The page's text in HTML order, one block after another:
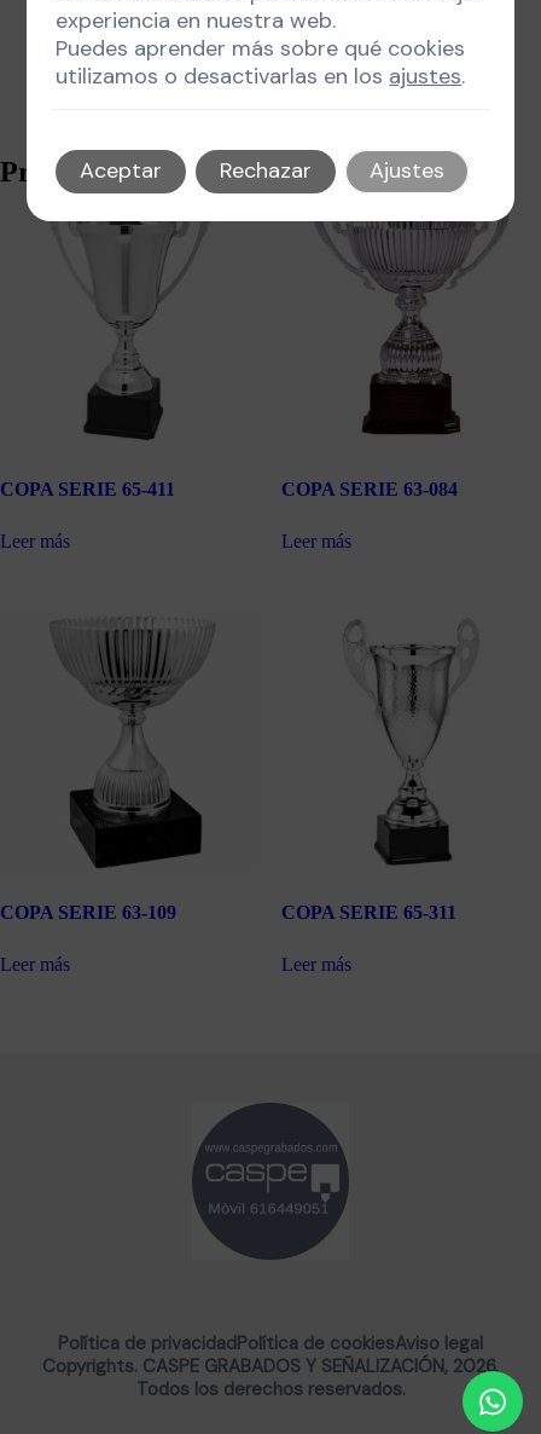
Productos relacionados
COPA SERIE 65-411
Leer más
COPA SERIE 63-084
Leer más
COPA SERIE 63-109
Leer más
COPA SERIE 65-311
Leer más
Copyrights. CASPE GRABADOS Y SEÑALIZACIÓN, 2026.
Todos los derechos reservados.
Política de privacidadPolítica de cookiesAviso legal
experiencia en nuestra web.
Puedes aprender más sobre qué cookies
utilizamos o desactivarlas en los ajustes.
Aceptar Rechazar Ajustes